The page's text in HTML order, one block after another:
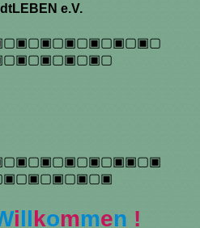
e.V.
illkommen !